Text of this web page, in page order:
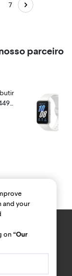
7
parceiro
and your
on“Our